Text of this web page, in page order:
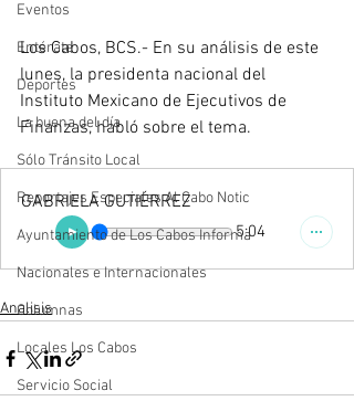
Eventos
Entérate
Deportes
La buena del día
Sólo Tránsito Local
Reportajes Especiales Al Cabo Notic
Ayuntamiento de Los Cabos Informa
Nacionales e Internacionales
Columnas
Locales Los Cabos
Servicio Social
Los Cabos, BCS.- En su análisis de este
lunes, la presidenta nacional del
Instituto Mexicano de Ejecutivos de
Finanzas, habló sobre el tema.
GABRIELA GUTIÉRREZ
5:04
Analisis